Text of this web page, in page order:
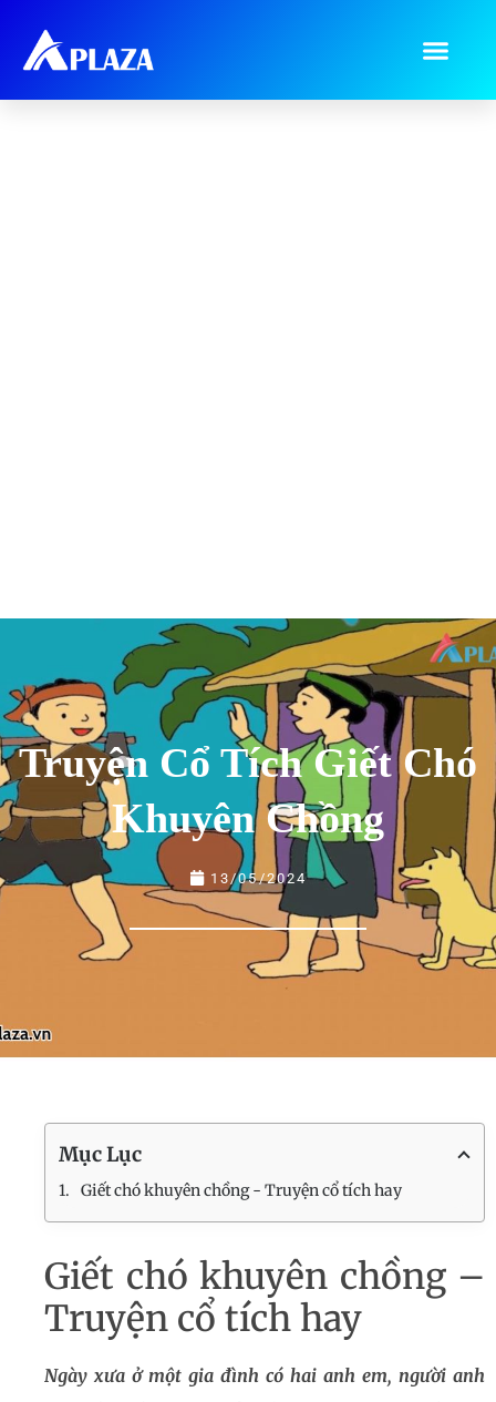
Truyện Cổ Tích Giết Chó
Khuyên Chồng
13/05/2024
Mục Lục
Giết chó khuyên chồng - Truyện cổ tích hay
Giết chó khuyên chồng –
Truyện cổ tích hay
Ngày xưa ở một gia đình có hai anh em, người anh